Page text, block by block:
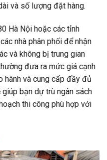
và số lượng đặt hàng.
Hà Nội hoặc các tỉnh
nhà phân phối để nhận
và không bị trung gian
đưa ra mức giá cạnh
hành và cung cấp đầy đủ
bạn dự trù ngân sách
thi công phù hợp với